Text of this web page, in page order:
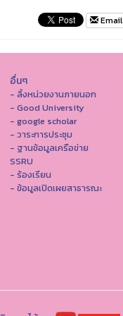
Email
อื่นๆ
- ลิ้งหน่วยงานภายนอก
- Good University
- google scholar
- วาระการประชุม
- ฐานข้อมูลเครือข่าย
SSRU
- ร้องเรียน
- ข้อมูลเปิดเผยสาธารณะ